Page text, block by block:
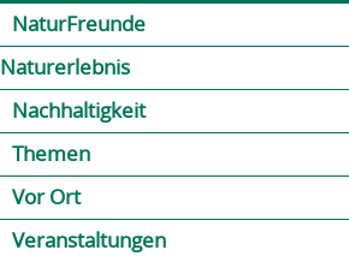
NaturFreunde
Naturerlebnis
Nachhaltigkeit
Themen
Vor Ort
Veranstaltungen